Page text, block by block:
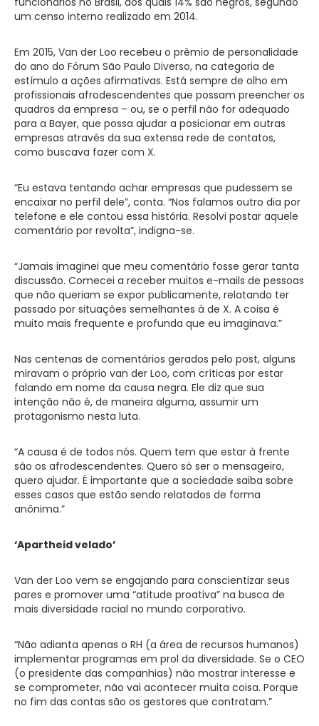
um censo interno realizado em 2014.
Em 2015, Van der Loo recebeu o prêmio de personalidade
do ano do Fórum São Paulo Diverso, na categoria de
estímulo a ações afirmativas. Está sempre de olho em
profissionais afrodescendentes que possam preencher os
quadros da empresa – ou, se o perfil não for adequado
para a Bayer, que possa ajudar a posicionar em outras
empresas através da sua extensa rede de contatos,
como buscava fazer com X.
“Eu estava tentando achar empresas que pudessem se
encaixar no perfil dele”, conta. “Nos falamos outro dia por
telefone e ele contou essa história. Resolvi postar aquele
comentário por revolta”, indigna-se.
“Jamais imaginei que meu comentário fosse gerar tanta
discussão. Comecei a receber muitos e-mails de pessoas
que não queriam se expor publicamente, relatando ter
passado por situações semelhantes à de X. A coisa é
muito mais frequente e profunda que eu imaginava.”
Nas centenas de comentários gerados pelo post, alguns
miravam o próprio van der Loo, com críticas por estar
falando em nome da causa negra. Ele diz que sua
intenção não é, de maneira alguma, assumir um
protagonismo nesta luta.
“A causa é de todos nós. Quem tem que estar à frente
são os afrodescendentes. Quero só ser o mensageiro,
quero ajudar. É importante que a sociedade saiba sobre
esses casos que estão sendo relatados de forma
anônima.”
‘Apartheid velado’
Van der Loo vem se engajando para conscientizar seus
pares e promover uma “atitude proativa” na busca de
mais diversidade racial no mundo corporativo.
“Não adianta apenas o RH (a área de recursos humanos)
implementar programas em prol da diversidade. Se o CEO
(o presidente das companhias) não mostrar interesse e
se comprometer, não vai acontecer muita coisa. Porque
no fim das contas são os gestores que contratam.”